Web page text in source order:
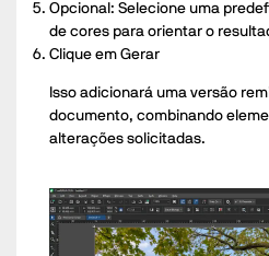
Opcional: Selecione uma
de cores para orientar o
Clique em Gerar
Isso adicionará uma versão
documento, combinando
alterações solicitadas.